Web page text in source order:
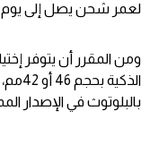
لعمر شحن يصل إلى يوم
بالبلوتوث في الإصدار المميز